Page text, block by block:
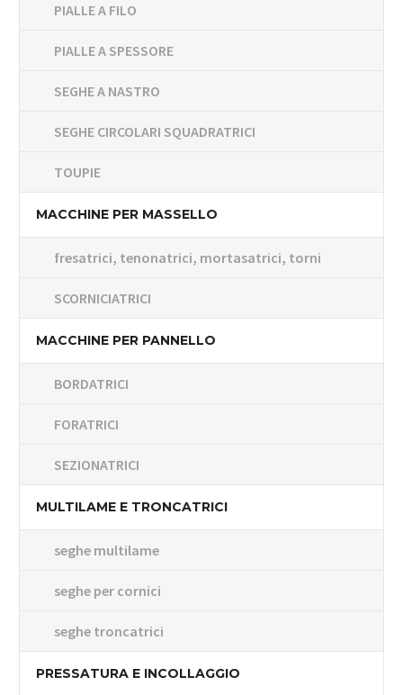
PIALLE A FILO
PIALLE A SPESSORE
SEGHE A NASTRO
SEGHE CIRCOLARI SQUADRATRICI
TOUPIE
MACCHINE PER MASSELLO
fresatrici, tenonatrici, mortasatrici, torni
SCORNICIATRICI
MACCHINE PER PANNELLO
BORDATRICI
FORATRICI
SEZIONATRICI
MULTILAME E TRONCATRICI
seghe multilame
seghe per cornici
seghe troncatrici
PRESSATURA E INCOLLAGGIO